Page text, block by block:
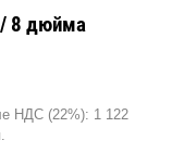
/ 8 дюйма
НДС (22%): 1 122